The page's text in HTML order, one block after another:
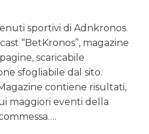
sportivi di Adnkronos.
“BetKronos”, magazine
scaricabile
sfogliabile dal sito.
contiene risultati,
maggiori eventi della